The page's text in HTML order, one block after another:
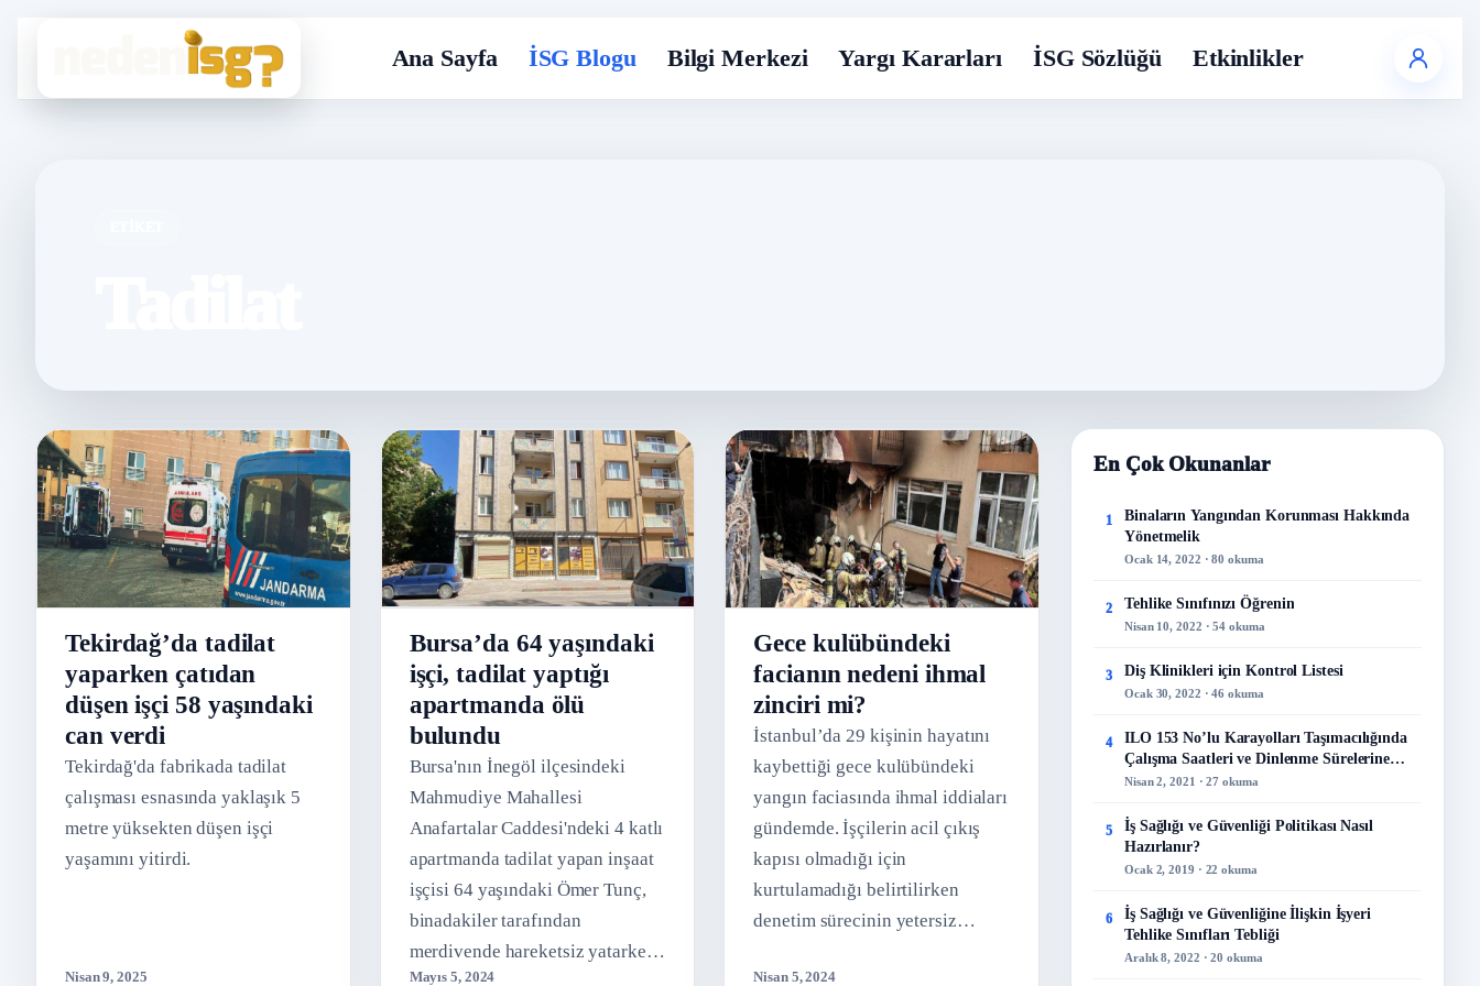
Ana Sayfa İSG Blogu Bilgi Merkezi Yargı Kararları İSG Sözlüğü Etkinlikler
Tekirdağ’da tadilat
yaparken çatıdan
düşen işçi 58 yaşındaki
can verdi
Tekirdağ'da fabrikada tadilat
çalışması esnasında yaklaşık 5
metre yüksekten düşen işçi
yaşamını yitirdi.
Nisan 9, 2025
Bursa’da 64 yaşındaki
işçi, tadilat yaptığı
apartmanda ölü
bulundu
Bursa'nın İnegöl ilçesindeki
Mahmudiye Mahallesi
Anafartalar Caddesi'ndeki 4 katlı
apartmanda tadilat yapan inşaat
işçisi 64 yaşındaki Ömer Tunç,
binadakiler tarafından
merdivende hareketsiz yatarken
Mayıs 5, 2024
Gece kulübündeki
facianın nedeni ihmal
zinciri mi?
İstanbul’da 29 kişinin hayatını
kaybettiği gece kulübündeki
yangın faciasında ihmal iddiaları
gündemde. İşçilerin acil çıkış
kapısı olmadığı için
kurtulamadığı belirtilirken
denetim sürecinin yetersiz
Nisan 5, 2024
En Çok Okunanlar
1
Binaların Yangından Korunması Hakkında
Yönetmelik
Ocak 14, 2022 · 80 okuma
2 Tehlike Sınıfınızı Öğrenin
Nisan 10, 2022 · 54 okuma
3 Diş Klinikleri için Kontrol Listesi
Ocak 30, 2022 · 46 okuma
4
ILO 153 No’lu Karayolları Taşımacılığında
Çalışma Saatleri ve Dinlenme Sürelerine
İlişkin Sözleşme
Nisan 2, 2021 · 27 okuma
5
İş Sağlığı ve Güvenliği Politikası Nasıl
Hazırlanır?
Ocak 2, 2019 · 22 okuma
6
İş Sağlığı ve Güvenliğine İlişkin İşyeri
Tehlike Sınıfları Tebliği
Aralık 8, 2022 · 20 okuma